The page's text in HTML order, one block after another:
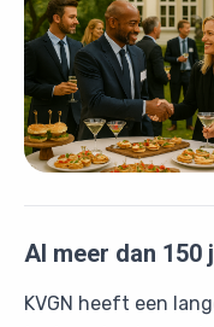
Al meer dan 150
KVGN heeft een